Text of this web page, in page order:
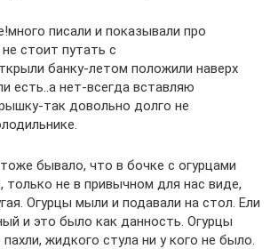
писали и показывали про
стоит путать с
банку-летом положили наверх
есть..а нет-всегда вставляю
так довольно долго не
бывало, что в бочке с огурцами
только не в привычном для нас виде,
Огурцы мыли и подавали на стол. Ели
и это было как данность. Огурцы
жидкого стула ни у кого не было.